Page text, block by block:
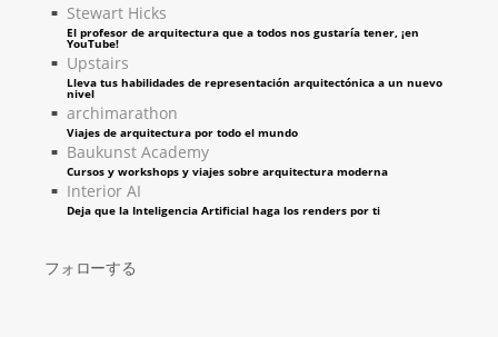
Stewart Hicks
El profesor de arquitectura que a todos nos gustaría tener, ¡en
YouTube!
Upstairs
Lleva tus habilidades de representación arquitectónica a un nuevo
nivel
archimarathon
Viajes de arquitectura por todo el mundo
Baukunst Academy
Cursos y workshops y viajes sobre arquitectura moderna
Interior AI
Deja que la Inteligencia Artificial haga los renders por ti
フォローする